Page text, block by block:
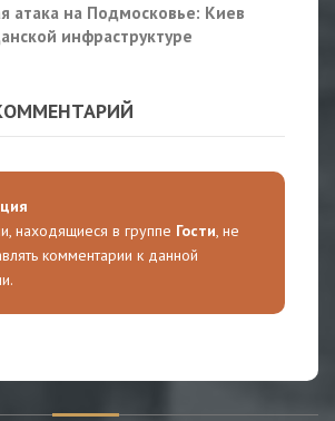
атака на Подмосковье: Киев
инфраструктуре
находящиеся в группе Гости, не
комментарии к данной